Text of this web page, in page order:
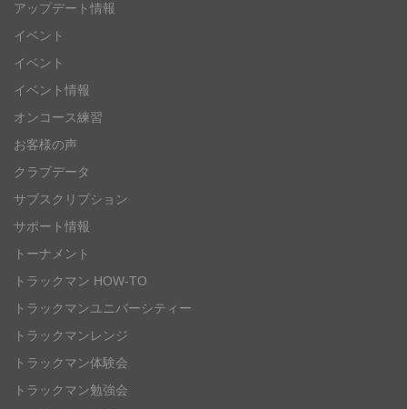
アップデート情報
イベント
イベント
イベント情報
オンコース練習
お客様の声
クラブデータ
サブスクリプション
サポート情報
トーナメント
トラックマン HOW-TO
トラックマンユニバーシティー
トラックマンレンジ
トラックマン体験会
トラックマン勉強会